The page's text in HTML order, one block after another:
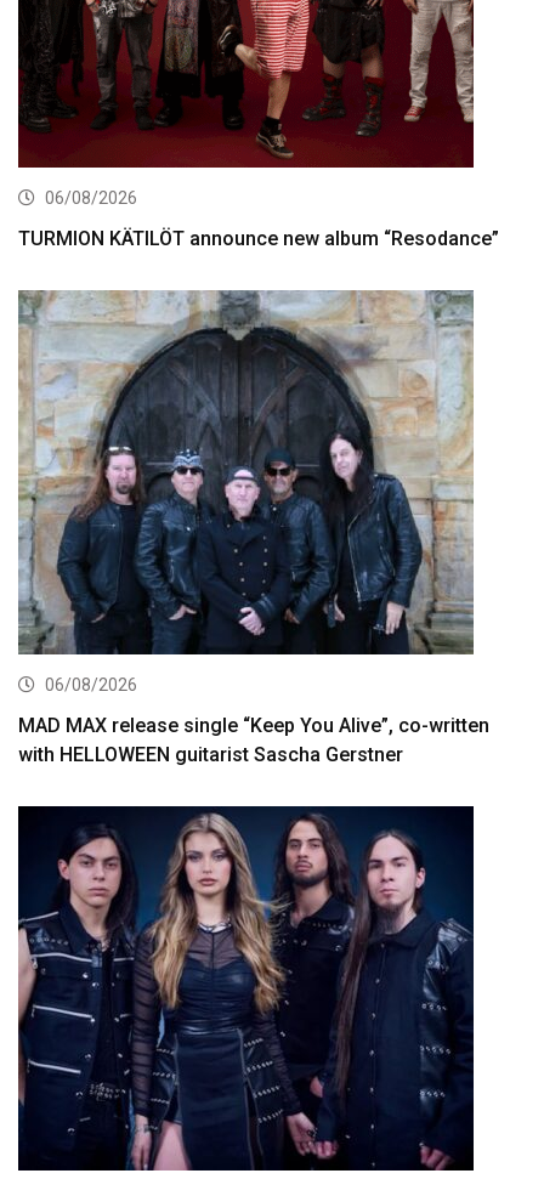
06/08/2026
TURMION KÄTILÖT announce new album “Resodance”
06/08/2026
MAD MAX release single “Keep You Alive”, co-written
with HELLOWEEN guitarist Sascha Gerstner